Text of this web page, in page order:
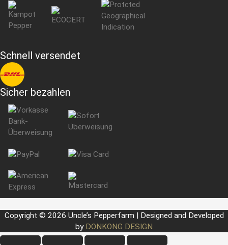
Schnell versendet
Sicher bezahlen
Copyright © 2026 Uncle’s Pepperfarm | Designed and Developed
by DONKONG DESIGN